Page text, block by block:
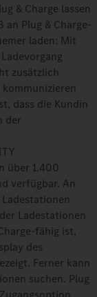
& Charge lassen
an Plug & Charge-
laden: Mit
zusätzlich
dass die Kundin
der
über 1.400
verfügbar. An
Ladestationen
fähig ist,
des
Ferner kann
suchen. Plug